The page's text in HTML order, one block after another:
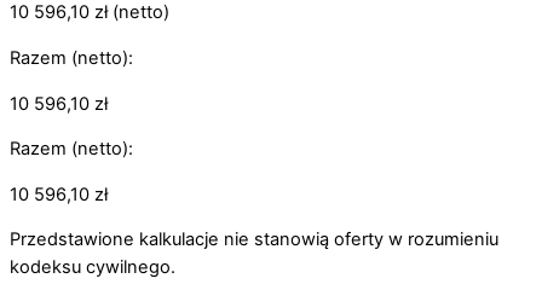
10 596,10 zł(netto)
Razem (netto):
10 596,10 zł
Razem (netto):
10 596,10 zł
Przedstawione kalkulacje nie stanowią oferty w rozumieniu
kodeksu cywilnego.